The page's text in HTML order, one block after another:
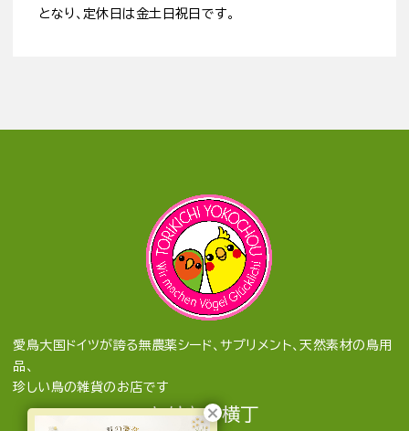
となり、定休日は金土日祝日です。
愛鳥大国ドイツが誇る無農薬シード、サプリメント、天然素材の鳥用
品、
珍しい鳥の雑貨のお店です
とりきち横丁